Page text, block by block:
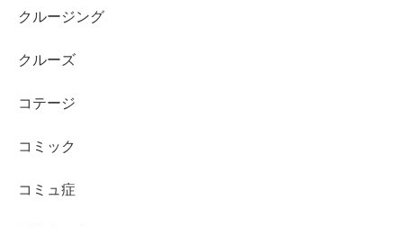
クルージング
クルーズ
コテージ
コミック
コミュ症